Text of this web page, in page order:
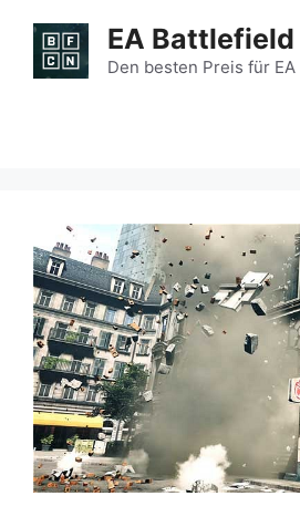
Inhalt
springen
EA
Den besten Preis für